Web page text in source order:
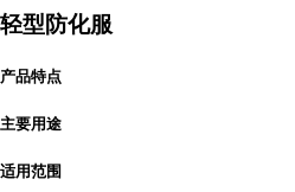
轻型防化服
产品特点
主要用途
适用范围